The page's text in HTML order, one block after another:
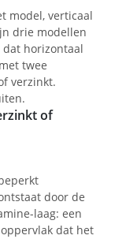
model, verticaal
drie modellen
horizontaal
twee
verzinkt.
of
door de
laag: een
dat het